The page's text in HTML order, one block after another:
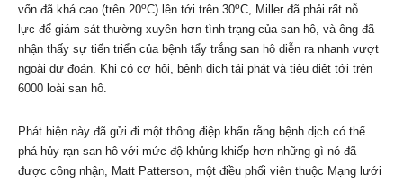
vốn đã khá cao (trên 20oC) lên tới trên 30oC, Miller đã phải rất nỗ
lực để giám sát thường xuyên hơn tình trạng của san hô, và ông đã
nhận thấy sự tiến triển của bệnh tẩy trắng san hô diễn ra nhanh vượt
ngoài dự đoán. Khi có cơ hội, bệnh dịch tái phát và tiêu diệt tới trên
6000 loài san hô.
Phát hiện này đã gửi đi một thông điệp khẩn rằng bệnh dịch có thể
phá hủy rạn san hô với mức độ khủng khiếp hơn những gì nó đã
được công nhận, Matt Patterson, một điều phối viên thuộc Mạng lưới